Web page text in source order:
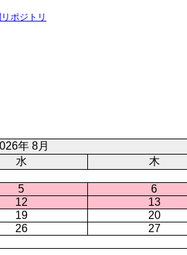
ポジトリ
年 8月
水 木
5 6
12 13
19 20
26 27